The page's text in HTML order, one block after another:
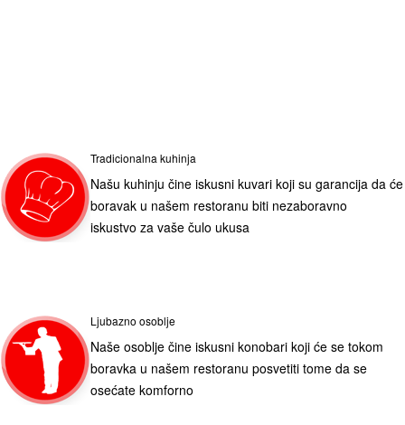
Tradicionalna kuhinja
Našu kuhinju čine iskusni kuvari koji su garancija da će
boravak u našem restoranu biti nezaboravno
iskustvo za vaše čulo ukusa
Ljubazno osoblje
Naše osoblje čine iskusni konobari koji će se tokom
boravka u našem restoranu posvetiti tome da se
osećate komforno